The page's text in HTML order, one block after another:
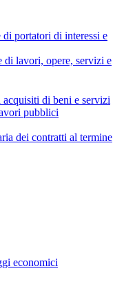
di portatori di interessi e
di lavori, opere, servizi e
di beni e servizi
pubblici
dei contratti al termine
economici